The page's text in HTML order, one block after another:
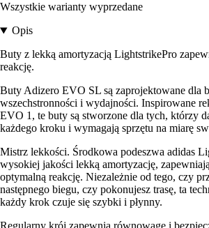
Wszystkie warianty wyprzedane
Opis
Buty z lekką amortyzacją LightstrikePro
reakcję.
Buty Adizero EVO SL są zaprojektowane dla
wszechstronności i wydajności. Inspirowane
EVO 1, te buty są stworzone dla tych, którzy
każdego kroku i wymagają sprzętu na miarę
Mistrz lekkości. Środkowa podeszwa adidas
wysokiej jakości lekką amortyzację,
optymalną reakcję. Niezależnie od tego, czy
następnego biegu, czy pokonujesz trasę, ta
każdy krok czuje się szybki i płynny.